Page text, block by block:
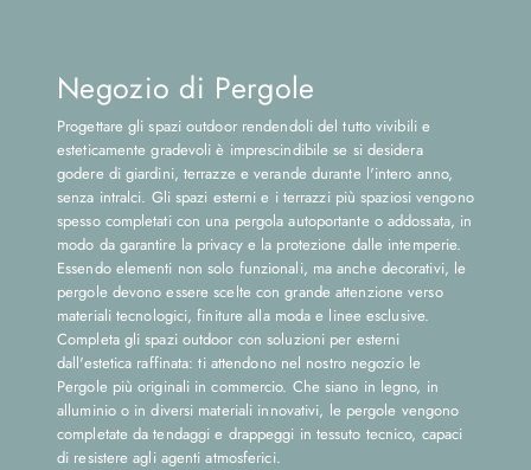
Negozio di Pergole
Progettare gli spazi outdoor rendendoli del tutto vivibili e
esteticamente gradevoli è imprescindibile se si desidera
godere di giardini, terrazze e verande durante l'intero anno,
senza intralci. Gli spazi esterni e i terrazzi più spaziosi vengono
spesso completati con una pergola autoportante o addossata, in
modo da garantire la privacy e la protezione dalle intemperie.
Essendo elementi non solo funzionali, ma anche decorativi, le
pergole devono essere scelte con grande attenzione verso
materiali tecnologici, finiture alla moda e linee esclusive.
Completa gli spazi outdoor con soluzioni per esterni
dall'estetica raffinata: ti attendono nel nostro negozio le
Pergole più originali in commercio. Che siano in legno, in
alluminio o in diversi materiali innovativi, le pergole vengono
completate da tendaggi e drappeggi in tessuto tecnico, capaci
di resistere agli agenti atmosferici.